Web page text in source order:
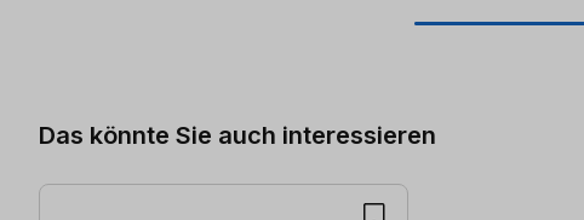
Das könnte Sie auch interessieren